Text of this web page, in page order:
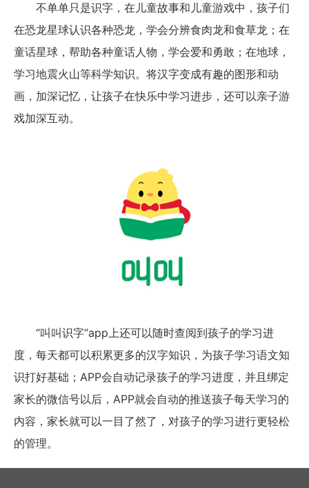
不单单只是识字，在儿童故事和儿童游戏中，孩子们
在恐龙星球认识各种恐龙，学会分辨食肉龙和食草龙；在
童话星球，帮助各种童话人物，学会爱和勇敢；在地球，
学习地震火山等科学知识。将汉字变成有趣的图形和动
画，加深记忆，让孩子在快乐中学习进步，还可以亲子游
戏加深互动。
“叫叫识字”app上还可以随时查阅到孩子的学习进
度，每天都可以积累更多的汉字知识，为孩子学习语文知
识打好基础；APP会自动记录孩子的学习进度，并且绑定
家长的微信号以后，APP就会自动的推送孩子每天学习的
内容，家长就可以一目了然了，对孩子的学习进行更轻松
的管理。